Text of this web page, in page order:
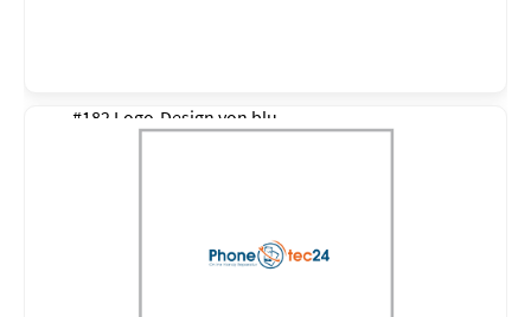
#182 Logo-Design von blu